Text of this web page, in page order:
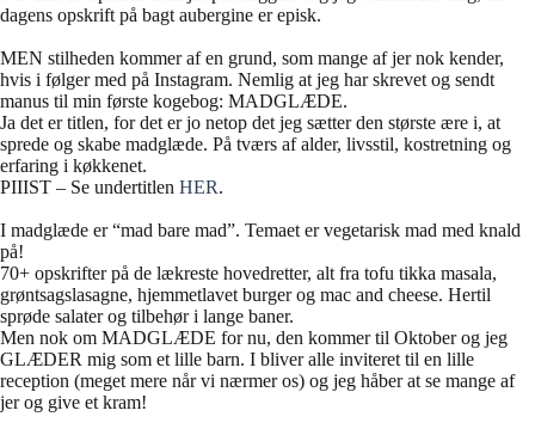
dagens opskrift på bagt aubergine er episk.
MEN stilheden kommer af en grund, som mange af jer nok kender,
hvis i følger med på Instagram. Nemlig at jeg har skrevet og sendt
manus til min første kogebog: MADGLÆDE.
Ja det er titlen, for det er jo netop det jeg sætter den største ære i, at
sprede og skabe madglæde. På tværs af alder, livsstil, kostretning og
erfaring i køkkenet.
PIIIST – Se undertitlen HER.
I madglæde er “mad bare mad”. Temaet er vegetarisk mad med knald
på!
70+ opskrifter på de lækreste hovedretter, alt fra tofu tikka masala,
grøntsagslasagne, hjemmetlavet burger og mac and cheese. Hertil
sprøde salater og tilbehør i lange baner.
Men nok om MADGLÆDE for nu, den kommer til Oktober og jeg
GLÆDER mig som et lille barn. I bliver alle inviteret til en lille
reception (meget mere når vi nærmer os) og jeg håber at se mange af
jer og give et kram!